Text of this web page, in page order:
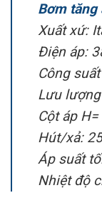
Bơm tăng
Xuất xứ:
Điện áp:
Công
Lưu
Cột áp
Hút/xả:
Áp suất
Nhiệt độ